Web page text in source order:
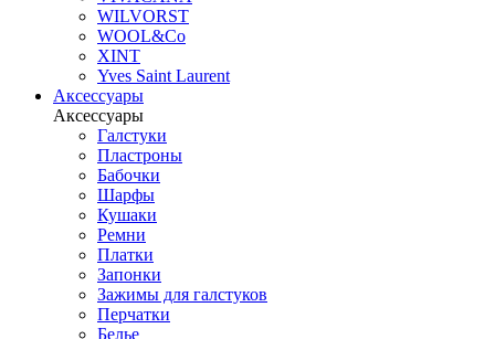
WILVORST
WOOL&Co
XINT
Yves Saint Laurent
Аксессуары
Аксессуары
Галстуки
Пластроны
Бабочки
Шарфы
Кушаки
Ремни
Платки
Запонки
Зажимы для галстуков
Перчатки
Белье